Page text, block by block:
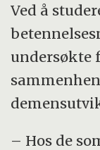
Ved å
undersøkte
– Hos de